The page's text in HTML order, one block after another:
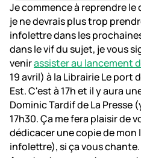
Je commence à reprendre
je ne devrais plus trop
infolettre dans les
dans le vif du sujet, je vous
venirassister au lancement
19 avril) à la Librairie Le port
Est. C'est à 17h et il y aura
Dominic Tardif de La Presse
17h30. Ça me fera plaisir de
dédicacer une copie de mon
infolettre), si ça vous chante.